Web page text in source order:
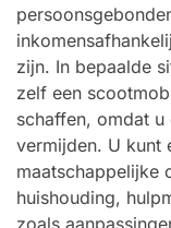
zijn. In bepaalde
zelf een
schaffen, omdat
vermijden. U kunt
maatschappelijke
huishouding,
zoals